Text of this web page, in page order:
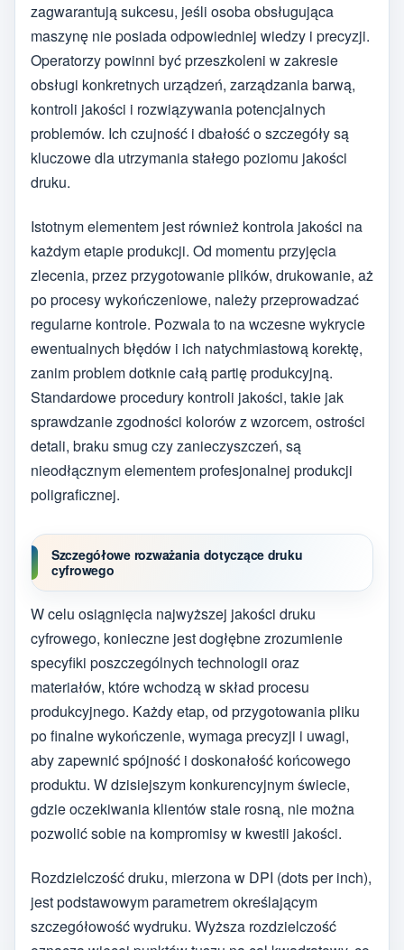
zagwarantują sukcesu, jeśli osoba obsługująca
maszynę nie posiada odpowiedniej wiedzy i precyzji.
Operatorzy powinni być przeszkoleni w zakresie
obsługi konkretnych urządzeń, zarządzania barwą,
kontroli jakości i rozwiązywania potencjalnych
problemów. Ich czujność i dbałość o szczegóły są
kluczowe dla utrzymania stałego poziomu jakości
druku.
Istotnym elementem jest również kontrola jakości na
każdym etapie produkcji. Od momentu przyjęcia
zlecenia, przez przygotowanie plików, drukowanie, aż
po procesy wykończeniowe, należy przeprowadzać
regularne kontrole. Pozwala to na wczesne wykrycie
ewentualnych błędów i ich natychmiastową korektę,
zanim problem dotknie całą partię produkcyjną.
Standardowe procedury kontroli jakości, takie jak
sprawdzanie zgodności kolorów z wzorcem, ostrości
detali, braku smug czy zanieczyszczeń, są
nieodłącznym elementem profesjonalnej produkcji
poligraficznej.
Szczegółowe rozważania dotyczące druku
cyfrowego
W celu osiągnięcia najwyższej jakości druku
cyfrowego, konieczne jest dogłębne zrozumienie
specyfiki poszczególnych technologii oraz
materiałów, które wchodzą w skład procesu
produkcyjnego. Każdy etap, od przygotowania pliku
po finalne wykończenie, wymaga precyzji i uwagi,
aby zapewnić spójność i doskonałość końcowego
produktu. W dzisiejszym konkurencyjnym świecie,
gdzie oczekiwania klientów stale rosną, nie można
pozwolić sobie na kompromisy w kwestii jakości.
Rozdzielczość druku, mierzona w DPI (dots per inch),
jest podstawowym parametrem określającym
szczegółowość wydruku. Wyższa rozdzielczość